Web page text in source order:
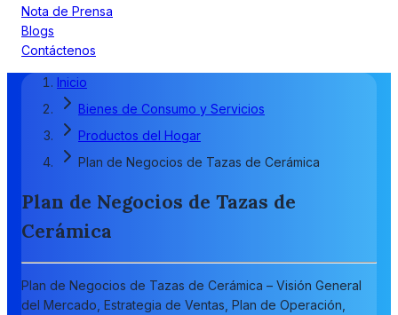
Nota de Prensa
Blogs
Contáctenos
Inicio
Bienes de Consumo y Servicios
Productos del Hogar
Plan de Negocios de Tazas de Cerámica
Plan de Negocios de Tazas de
Cerámica
Plan de Negocios de Tazas de Cerámica – Visión General
del Mercado, Estrategia de Ventas, Plan de Operación,